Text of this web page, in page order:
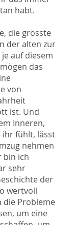
habt.
die grösste
der alten zur
auf diesem
das
von
ist. Und
Inneren,
ihr fühlt, lässt
nehmen
bin ich
sehr
der
wertvoll
die Probleme
um eine